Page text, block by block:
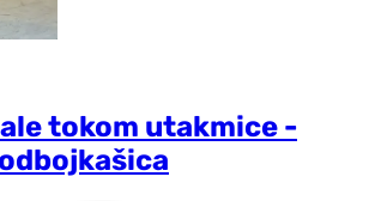
tokom utakmice -